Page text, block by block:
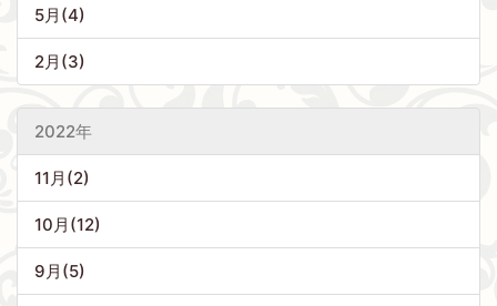
5月(4)
2月(3)
2022年
11月(2)
10月(12)
9月(5)